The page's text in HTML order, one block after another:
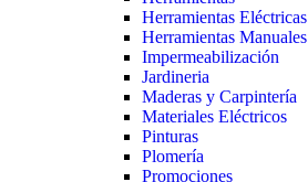
Herramientas Eléctricas
Herramientas Manuales
Impermeabilización
Jardineria
Maderas y Carpintería
Materiales Eléctricos
Pinturas
Plomería
Promociones